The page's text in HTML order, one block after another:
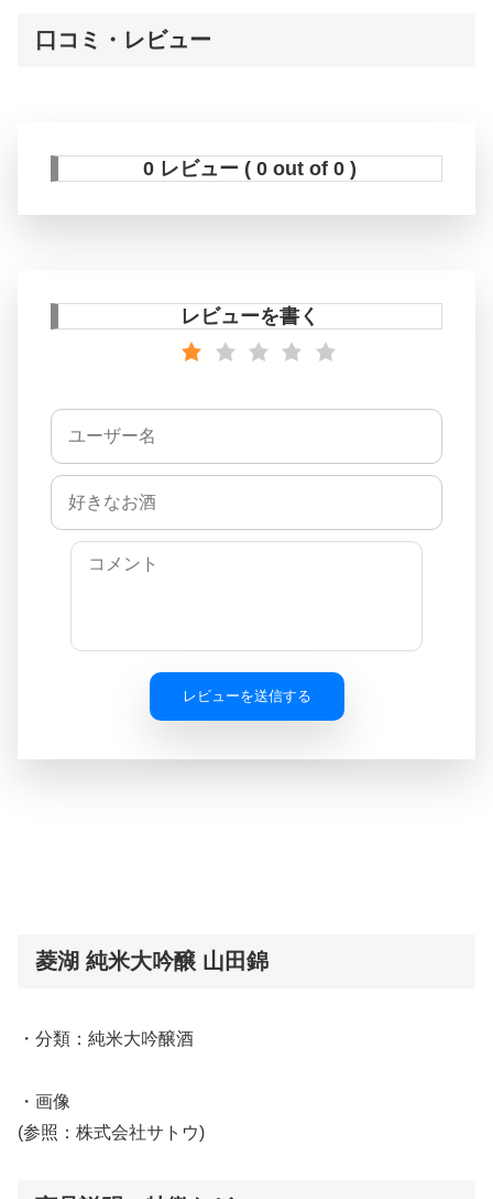
口コミ・レビュー
0 レビュー ( 0 out of 0 )
レビューを書く
レビューを送信する
菱湖 純米大吟醸 山田錦
・分類：純米大吟醸酒
・画像
(参照：株式会社サトウ)